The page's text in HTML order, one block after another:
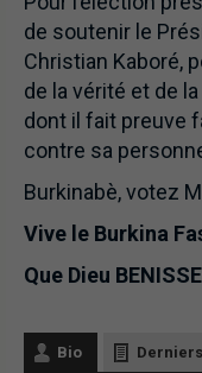
de soutenir le
Christian Kaboré,
de la vérité et de
dont il fait preuve
contre sa
Burkinabè, votez
Vive le Burkina
Que Dieu
Bio